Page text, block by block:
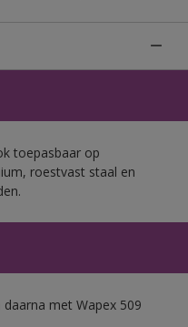
toepasbaar op
roestvast staal en
met Wapex 509